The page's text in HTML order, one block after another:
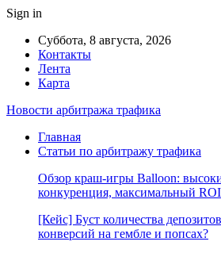
Sign in
Суббота, 8 августа, 2026
Контакты
Лента
Карта
Новости арбитража трафика
Главная
Статьи по арбитражу трафика
Обзор краш-игры Balloon:
конкуренция, максимальный ROI
[Кейс] Буст количества
конверсий на гембле и попсах?